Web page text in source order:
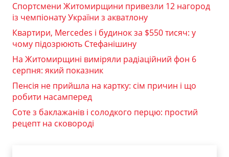
Спортсмени Житомирщини привезли 12 нагород
із чемпіонату України з акватлону
Квартири, Mercedes і будинок за $550 тисяч: у
чому підозрюють Стефанішину
На Житомирщині виміряли радіаційний фон 6
серпня: який показник
Пенсія не прийшла на картку: сім причин і що
робити насамперед
Соте з баклажанів і солодкого перцю: простий
рецепт на сковороді